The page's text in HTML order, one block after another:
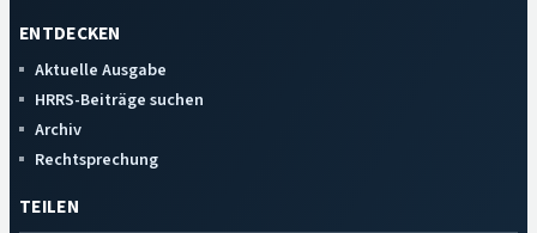
ENTDECKEN
Aktuelle Ausgabe
HRRS-Beiträge suchen
Archiv
Rechtsprechung
TEILEN